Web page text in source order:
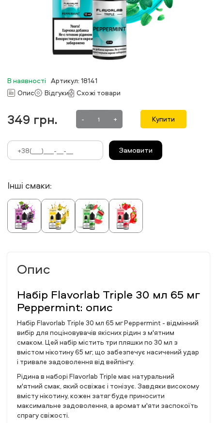
В наявності Артикул: 18141
Опис
Відгуки Схожі товари
349 грн. - + Купити
Замовити
Інші смаки:
Опис
Набір Flavorlab Triple 30 мл 65 мг
Peppermint: опис
Набір Flavorlab Triple 30 мл 65 мг Peppermint - відмінний
вибір для поціновувачів якісних рідин з м'ятним
смаком. Цей набір містить три пляшки по 30 мл з
вмістом нікотину 65 мг, що забезпечує насичений удар
і тривале задоволення від вейпінгу.
Рідина в наборі Flavorlab Triple має натуральний
м'ятний смак, який освіжає і тонізує. Завдяки високому
вмісту нікотину, кожен затяг буде приносити
максимальне задоволення, а аромат м'яти заспокоїть
спрагу свіжості.